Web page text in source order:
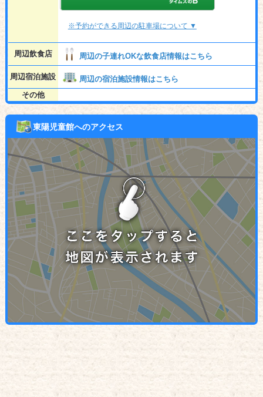
※予約ができる周辺の駐車場について ▼
周辺飲食店 周辺の子連れOKな飲食店情報はこちら
周辺宿泊施設
周辺の宿泊施設情報はこちら
その他
東陽児童館へのアクセス